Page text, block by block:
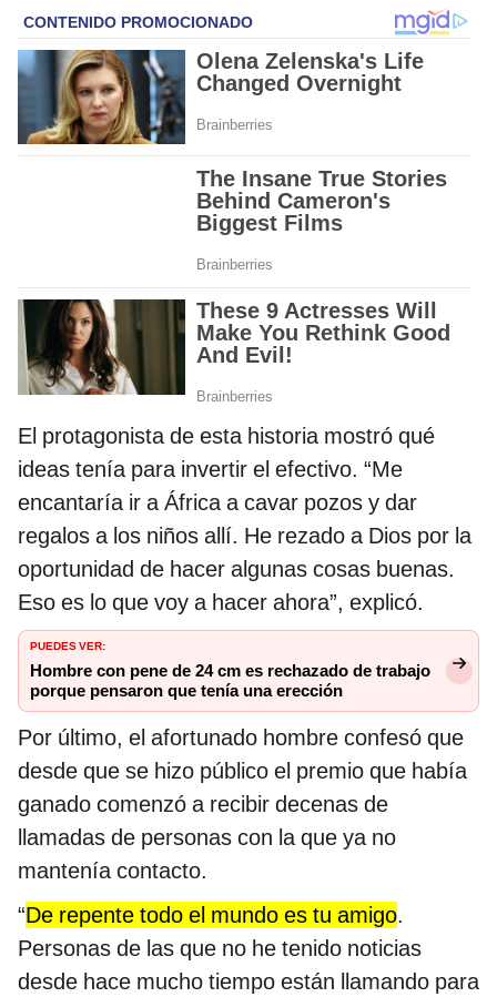
El protagonista de esta historia mostró qué
ideas tenía para invertir el efectivo. “Me
encantaría ir a África a cavar pozos y dar
regalos a los niños allí. He rezado a Dios por la
oportunidad de hacer algunas cosas buenas.
Eso es lo que voy a hacer ahora”, explicó.
PUEDES VER:
Hombre con pene de 24 cm es rechazado de trabajo
porque pensaron que tenía una erección
Por último, el afortunado hombre confesó que
desde que se hizo público el premio que había
ganado comenzó a recibir decenas de
llamadas de personas con la que ya no
mantenía contacto.
“De repente todo el mundo es tu amigo.
Personas de las que no he tenido noticias
desde hace mucho tiempo están llamando para